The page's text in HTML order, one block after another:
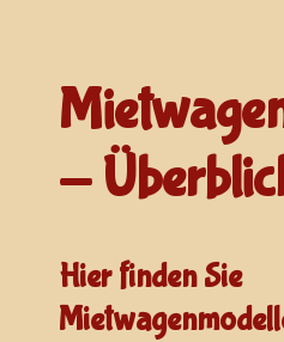
-
Hier finden Sie